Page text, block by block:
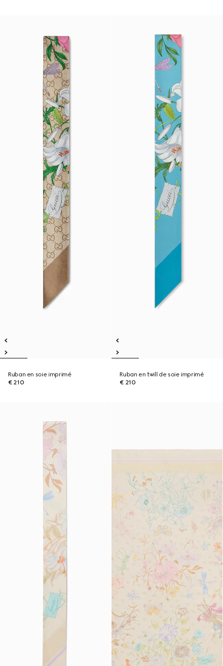
Ruban en soie imprimé
€ 210
Ruban en twill de soie imprimé
€ 210